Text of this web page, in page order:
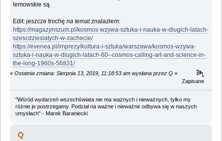
lemowskie są.
Edit: jeszcze trochęna tematznalazłem:
https://magazynszum.pl/kosmos-wzywa-sztuka-i-nauka-w-dlugich-latach-
szescdziesiatych-w-zachecie/
https://evenea.pl/imprezy/kultura-i-sztuka/warszawa/kosmos-wzywa-
sztuka-i-nauka-w-dlugich-latach-60--cosmos-calling-art-and-science-in-
the-long-1960s-56831/
« Ostatnia zmiana: Sierpnia 13, 2019, 11:18:53 am wysłana przez Q »
Zapisane
"Wśród wydarzeń wszechświata nie ma ważnych i nieważnych, tylko my
różnie je postrzegamy. Podział na ważne i nieważne odbywa się w naszych
umysłach" - Marek Baraniecki
Q